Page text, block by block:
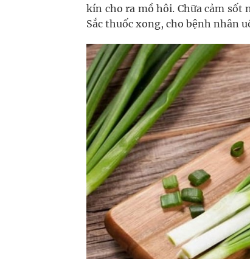
kín cho ra mồ hôi. Chữa cảm sốt
Sắc thuốc xong, cho bệnh nhân